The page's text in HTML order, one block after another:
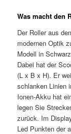
Was macht den
Der Roller aus
modernen Optik
Modell in
Dabei hat der
(L x B x H). Er
schlanken Linien
Ionen-Akku hat
legen Sie
zurück. Im
Led Punkten der